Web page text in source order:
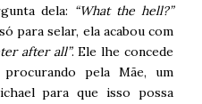
dela: “What the hell?”
para selar, ela acabou com
after all”. Ele lhe concede
pela Mãe, um
para que isso possa